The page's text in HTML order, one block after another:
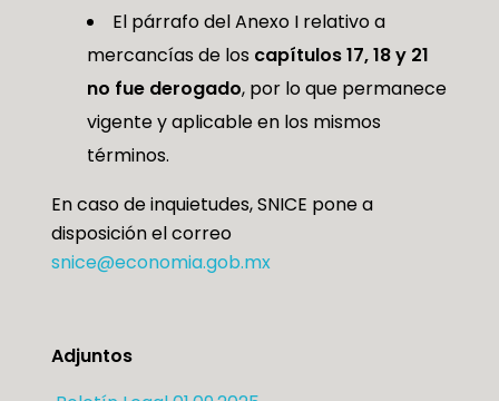
El párrafo del Anexo I relativo a
mercancías de los capítulos 17, 18 y 21
no fue derogado, por lo que permanece
vigente y aplicable en los mismos
términos.
En caso de inquietudes, SNICE pone a
disposición el correo
snice@economia.gob.mx
Adjuntos